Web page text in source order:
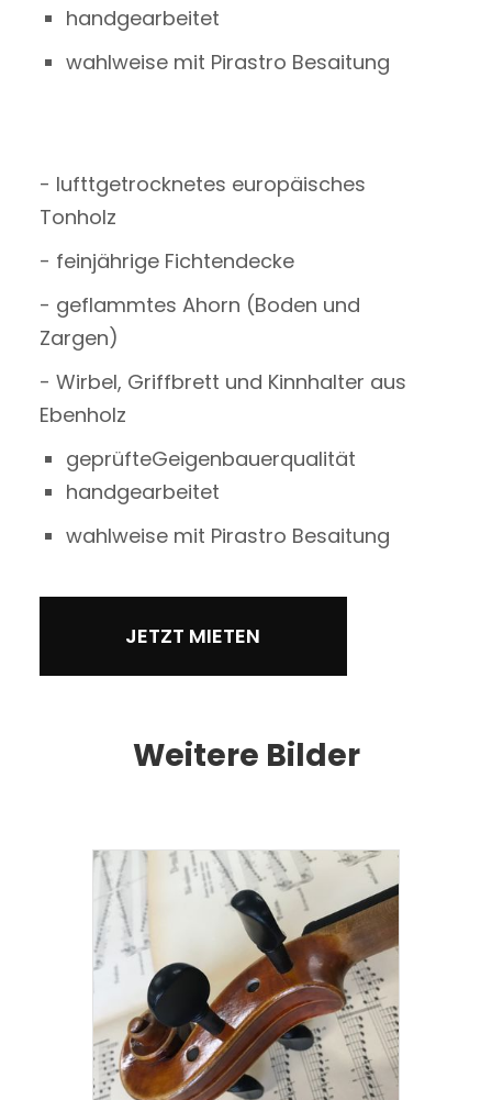
handgearbeitet
wahlweise mit Pirastro Besaitung
- lufttgetrocknetes europäisches
Tonholz
- feinjährige Fichtendecke
- geflammtes Ahorn (Boden und
Zargen)
- Wirbel, Griffbrett und Kinnhalter aus
Ebenholz
geprüfteGeigenbauerqualität
handgearbeitet
wahlweise mit Pirastro Besaitung
JETZT MIETEN
Weitere Bilder